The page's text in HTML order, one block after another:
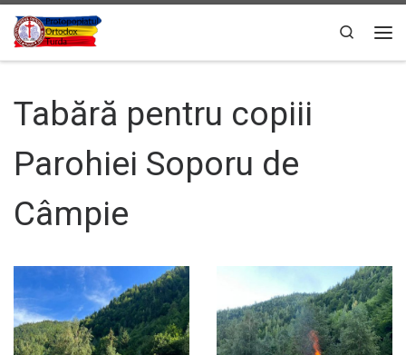
Sari la conținut
Search
Tabără pentru copiii
Parohiei Soporu de
Câmpie